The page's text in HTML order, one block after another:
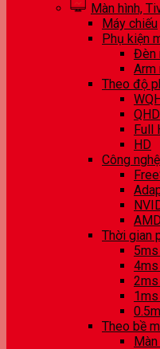
Màn hình,
Máy chiếu
Phụ kiện
Đèn
Arm
Theo độ
QHD
Full
HD
Công nghệ
Thời gian
5ms
4ms
2ms
1ms
Theo bề